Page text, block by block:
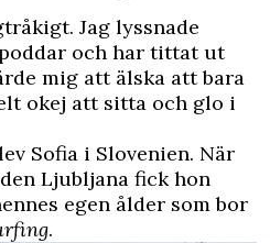
Jag lyssnade
och har tittat ut
mig att älska att bara
okej att sitta och glo i
Sofia i Slovenien. När
Ljubljana fick hon
egen ålder som bor
.